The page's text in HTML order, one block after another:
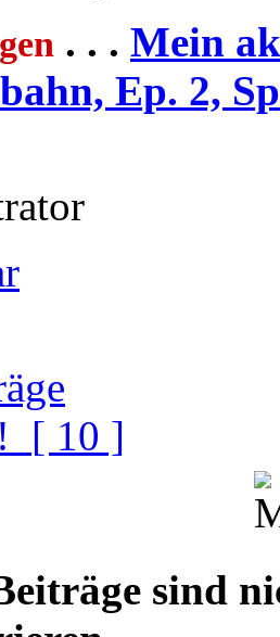
. . . Mein
Ep. 2,
[ 10 ]
sind